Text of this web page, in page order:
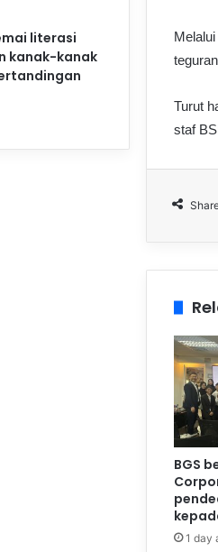
Turut
staf
BGS
1 day
literasi
kanak-kanak